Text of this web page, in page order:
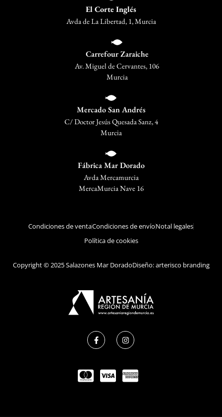
El Corte Inglés
Avda de La Libertad, 1, Murcia
Carrefour Zaraiche
Av. Miguel de Cervantes, 106
Murcia
Mercado San Andrés
C/ Doctor Jesús Quesada Sanz, 4
Murcia
Fábrica Mar Dorado
Avda Mercamurcia
MercaMurcia Nave 16
Condiciones de ventaCondiciones de envíoNotal legales
Política de cookies
Copyright © 2025 Salazones Mar DoradoDiseño: arterisco branding